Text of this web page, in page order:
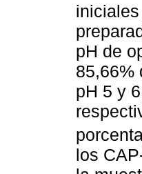
pH de
85,66%
pH 5 y
los